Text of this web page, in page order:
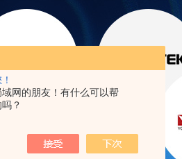
网的朋友！有什么可以帮
？